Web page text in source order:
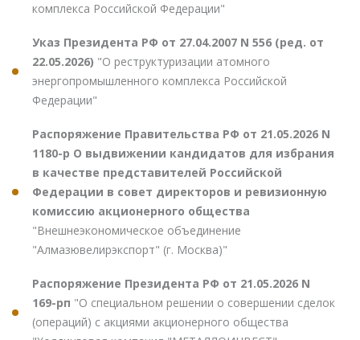
комплекса Российской Федерации"
Указ Президента РФ от 27.04.2007 N 556 (ред. от
22.05.2026) "О реструктуризации атомного
энергопромышленного комплекса Российской
Федерации"
Распоряжение Правительства РФ от 21.05.2026 N
1180-р О выдвижении кандидатов для избрания
в качестве представителей Российской
Федерации в совет директоров и ревизионную
комиссию акционерного общества
"Внешнеэкономическое объединение
"Алмазювелирэкспорт" (г. Москва)"
Распоряжение Президента РФ от 21.05.2026 N
169-рп "О специальном решении о совершении сделок
(операций) с акциями акционерного общества